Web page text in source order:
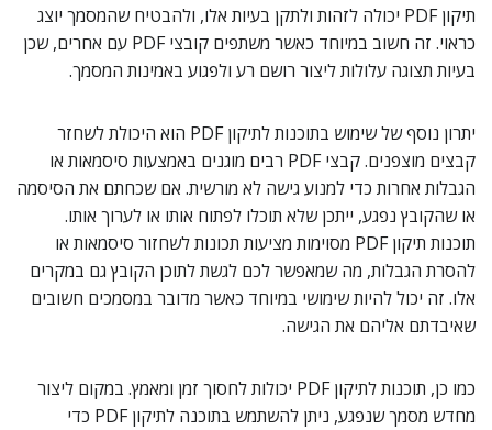
תיקון PDF יכולה לזהות ולתקן בעיות אלו, ולהבטיח שהמסמך יוצג
כראוי. זה חשוב במיוחד כאשר משתפים קובצי PDF עם אחרים, שכן
בעיות תצוגה עלולות ליצור רושם רע ולפגוע באמינות המסמך.
יתרון נוסף של שימוש בתוכנות לתיקון PDF הוא היכולת לשחזר
קבצים מוצפנים. קבצי PDF רבים מוגנים באמצעות סיסמאות או
הגבלות אחרות כדי למנוע גישה לא מורשית. אם שכחתם את הסיסמה
או שהקובץ נפגע, ייתכן שלא תוכלו לפתוח אותו או לערוך אותו.
תוכנות תיקון PDF מסוימות מציעות תכונות לשחזור סיסמאות או
להסרת הגבלות, מה שמאפשר לכם לגשת לתוכן הקובץ גם במקרים
אלו. זה יכול להיות שימושי במיוחד כאשר מדובר במסמכים חשובים
שאיבדתם אליהם את הגישה.
כמו כן, תוכנות לתיקון PDF יכולות לחסוך זמן ומאמץ. במקום ליצור
מחדש מסמך שנפגע, ניתן להשתמש בתוכנה לתיקון PDF כדי